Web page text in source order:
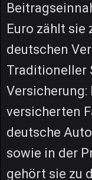
Euro zählt sie
deutschen
Traditioneller
versicherten
deutsche
sowie in der
gehört sie zu